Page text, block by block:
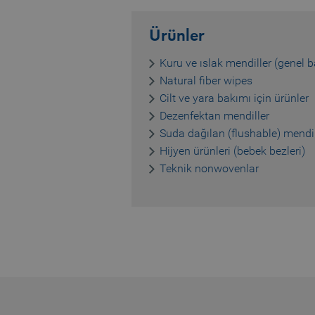
Ürünler
Kuru ve ıslak mendiller (genel
Natural fiber wipes
Cilt ve yara bakımı için ürünler
Dezenfektan mendiller
Suda dağılan (flushable)
Hijyen ürünleri (bebek bezleri)
Teknik nonwovenlar
Name
_pk_testcookie..undefined
_pk_testcookie.1.b06e
_pk_ses.1.b06e
Name
preferred_language